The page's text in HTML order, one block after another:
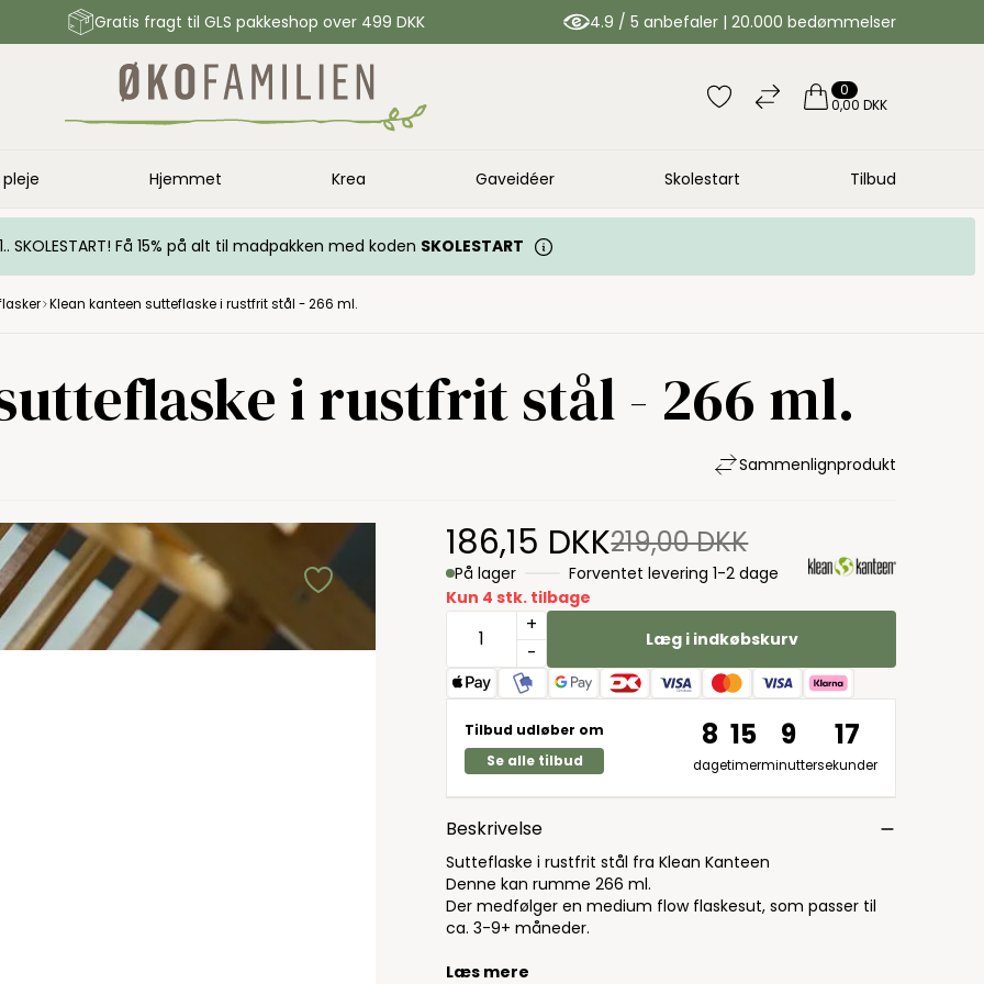
Gratis fragt til GLS pakkeshop over 499 DKK 4.9 / 5 anbefaler | 20.000 bedømmelser
0
0,00 DKK
Hjemmet Krea Gaveidéer Skolestart Tilbud
SKOLESTART! Få 15% på alt til madpakken med koden SKOLESTART
Klean kanteen sutteflaske i rustfrit stål - 266 ml.
i rustfrit stål - 266 ml.
Sammenlignprodukt
186,15 DKK219,00 DKK
På lager
Forventet levering 1-2 dage
Kun 4 stk. tilbage
+
-
Læg i indkøbskurv
Tilbud udløber om
Se alle tilbud
8
dage
15
timer
9
minutter
16
sekunder
Beskrivelse
Sutteflaske i rustfrit stål fra Klean Kanteen
Denne kan rumme 266 ml.
Der medfølger en medium flow flaskesut, som passer til
ca. 3-9+ måneder.
Læs mere